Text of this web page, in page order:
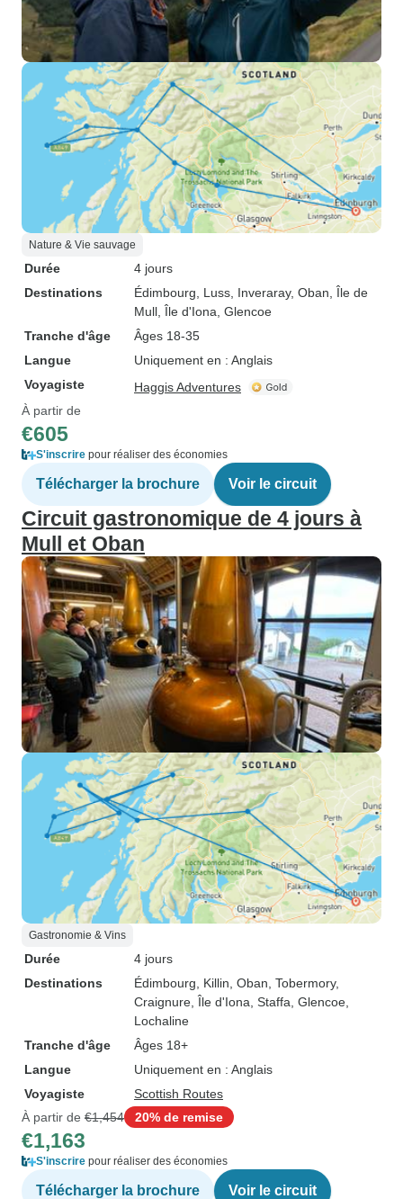
Nature & Vie sauvage
Durée
4 jours
Destinations
Édimbourg , Luss , Inveraray, Oban , Île de
Mull , Île d'Iona , Glencoe
Tranche d'âge
Âges 18-35
Langue
Uniquement en : Anglais
Voyagiste
Haggis Adventures
À partir de
€605
S'inscrire pour réaliser des économies
Télécharger la brochure Voir le circuit
Circuit gastronomique de 4 jours à
Mull et Oban
Gastronomie & Vins
Durée
4 jours
Destinations
Édimbourg , Killin , Oban , Tobermory,
Craignure , Île d'Iona , Staffa , Glencoe
Lochaline
Tranche d'âge
Âges 18+
Langue
Uniquement en : Anglais
Voyagiste
Scottish Routes
À partir de €1,454 20% de remise
€1,163
S'inscrire pour réaliser des économies
Télécharger la brochure Voir le circuit